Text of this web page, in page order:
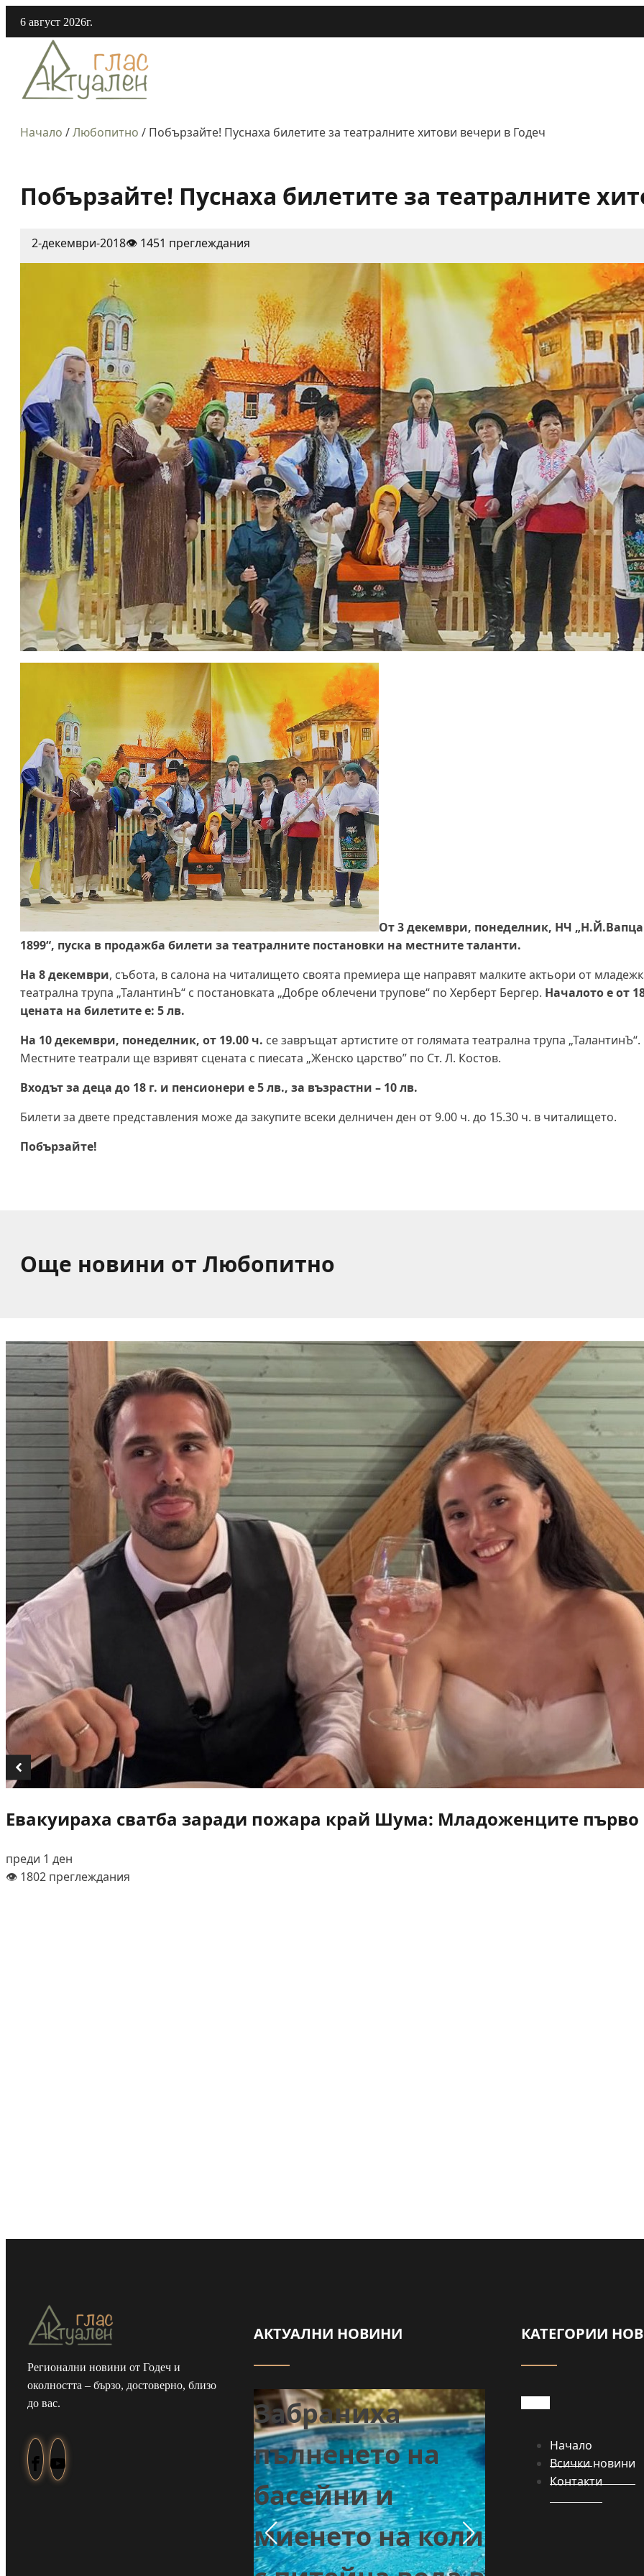
6 август 2026г.
Начало /Любопитно / Побързайте! Пуснаха билетите за театралните хитови вечери в Годеч
Побързайте! Пуснаха билетите за театралните
2-декември-2018👁️ 1451 преглеждания
От 3 декември, понеделник, НЧ
1899“, пуска в продажба билети за театралните постановки на местните таланти.
На 8 декември, събота, в салона на читалището своята премиера ще направят малките актьори от
театрална трупа „ТалантинЪ“ с постановката „Добре облечени трупове“ по Херберт Бергер. Началото е от
цената на билетите е: 5 лв.
На 10 декември, понеделник, от 19.00 ч. се завръщат артистите от голямата театрална трупа „ТалантинЪ“.
Местните театрали ще взривят сцената с пиесата „Женско царство” по Ст. Л. Костов.
Входът за деца до 18 г. и пенсионери е 5 лв., за възрастни – 10 лв.
Билети за двете представления може да закупите всеки делничен ден от 9.00 ч. до 15.30 ч. в читалището.
Побързайте!
Още новини от Любопитно
Евакуираха сватба заради пожара край Шума: Младоженците първо
преди 1 ден
👁️ 1802 преглеждания
Регионални новини от Годеч и
околността – бързо, достоверно, близо
до вас.
АКТУАЛНИ НОВИНИ
Задържаха мъж
от Смолча,
Забраниха
пълненето на
басейни и
миенето на коли
Евакуираха
сватба
пожара край
Шума:
КАТЕГОРИИ
Начало
Всички новини
Контакти